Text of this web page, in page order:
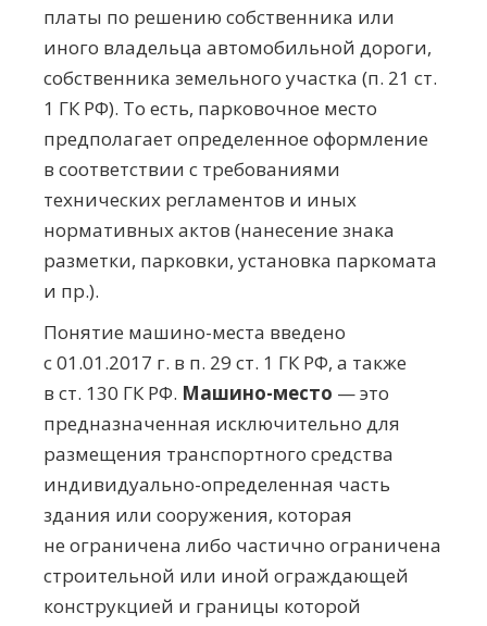
платы по решению собственника или
иного владельца автомобильной дороги,
собственника земельного участка (п. 21 ст.
1 ГК РФ). То есть, парковочное место
предполагает определенное оформление
в соответствии с требованиями
технических регламентов и иных
нормативных актов (нанесение знака
разметки, парковки, установка паркомата
и пр.).
Понятие машино-места введено
с01.01.2017 г. в п. 29 ст. 1 ГК РФ, а также
в ст. 130 ГК РФ. Машино-место — это
предназначенная исключительно для
размещения транспортного средства
индивидуально-определенная часть
здания или сооружения, которая
не ограничена либо частично ограничена
строительной или иной ограждающей
конструкцией и границы которой